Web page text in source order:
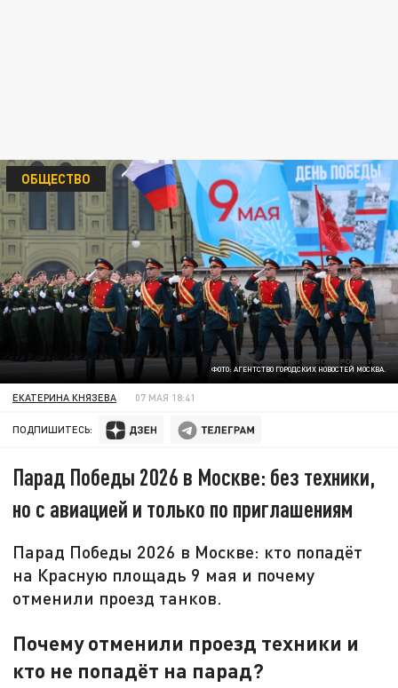
ФОТО: АГЕНТСТВО ГОРОДСКИХ НОВОСТЕЙ МОСКВА.
ОБЩЕСТВО
ЕКАТЕРИНА КНЯЗЕВА 07 МАЯ 18:41
ПОДПИШИТЕСЬ:
Парад Победы 2026 в Москве: без техники,
но с авиацией и только по приглашениям
Парад Победы 2026 в Москве: кто попадёт
на Красную площадь 9 мая и почему
отменили проезд танков.
Почему отменили проезд техники и
кто не попадёт на парад?